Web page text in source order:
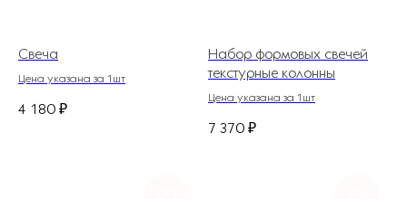
Свеча
Цена указана за 1шт
4 180 ₽
Набор формовых свечей
текстурные колонны
Цена указана за 1шт
7 370 ₽